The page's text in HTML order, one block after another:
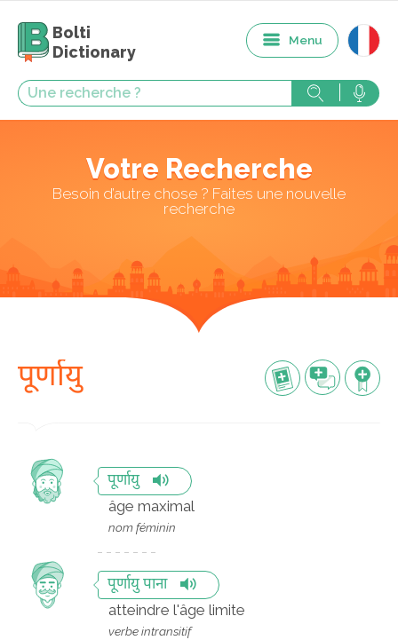
Bolti
Dictionary
Menu
Votre Recherche
Besoin d’autre chose ? Faites une nouvelle
recherche
पूर्णायु
पूर्णायु
âge maximal
nom féminin
पूर्णायु पाना
atteindre l'âge limite
verbe intransitif